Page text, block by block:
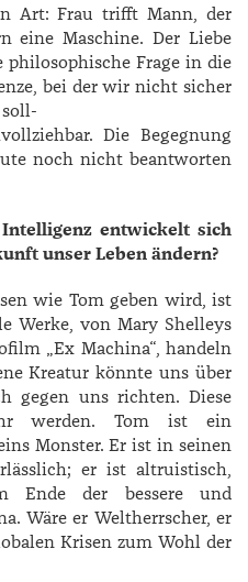
Art: Frau trifft Mann, der
eine Maschine. Der Liebe
Frage in die
bei der wir nicht sicher
Die Begegnung
noch nicht beantworten
entwickelt sich
unser Leben ändern?
wie Tom geben wird, ist
Werke, von Mary Shelleys
„Ex Machina“, handeln
Kreatur könnte uns über
gegen uns richten. Diese
werden. Tom ist ein
Monster. Er ist in seinen
er ist altruistisch,
Ende der bessere und
Wäre er Weltherrscher, er
Krisen zum Wohl der